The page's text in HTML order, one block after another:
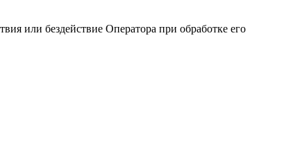
или бездействие Оператора при обработке его